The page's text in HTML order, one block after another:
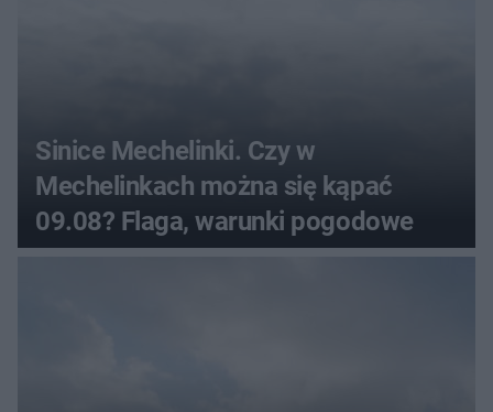
Sinice Mechelinki. Czy w
Mechelinkach można się kąpać
09.08? Flaga, warunki pogodowe